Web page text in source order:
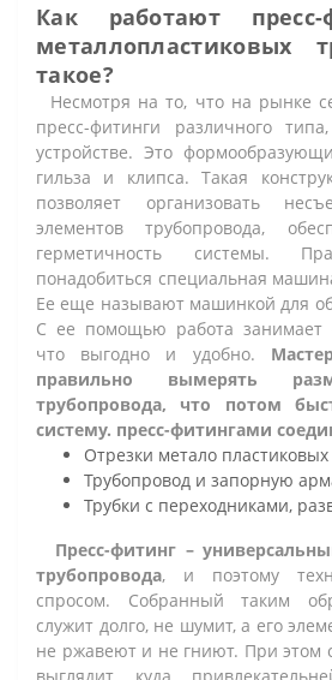
Как работают
металлопластиковых
такое?
Несмотря на то, что на рынке
пресс-фитинги различного
устройстве. Это
гильза и клипса. Такая
позволяет организовать
элементов трубопровода,
герметичность системы.
понадобиться специальная
Ее еще называют машинкой для
С ее помощью работа занимает
что выгодно и удобно.
правильно вымерять
трубопровода, что потом
систему. пресс-фитингами
Отрезки метало пластиковых
Трубопровод и запорную
Трубки с переходниками,
Пресс-фитинг –
трубопровода, и поэтому
спросом. Собранный таким
служит долго, не шумит, а его
не ржавеют и не гниют. При этом